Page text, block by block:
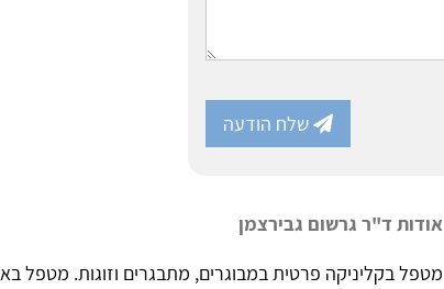
שלח הודעה
אודות ד"ר גרשום גבירצמן
מטפל בקליניקה פרטית במבוגרים, מתבגרים וזוגות. מטפל